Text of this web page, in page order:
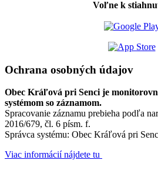
Voľne k
Ochrana osobných údajov
Obec Kráľová pri Senci je
systémom so záznamom.
Spracovanie záznamu prebieha podľa
2016/679, čl. 6 písm. f.
Správca systému: Obec Kráľová pri
Viac informácií nájdete tu